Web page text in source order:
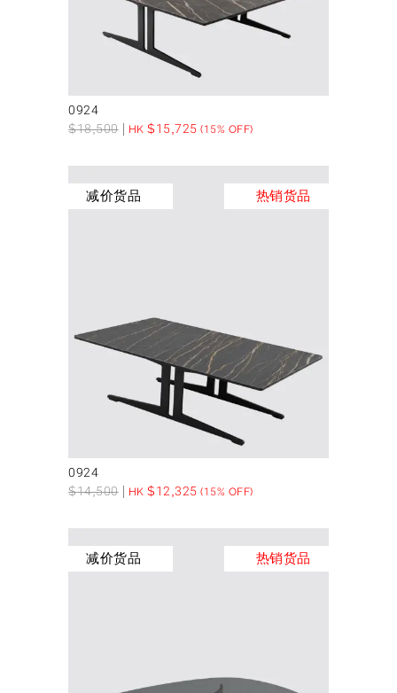
0924
$18,500 HK$15,725 (15% OFF)
减价货品 热销货品
0924
$14,500 HK$12,325 (15% OFF)
减价货品 热销货品